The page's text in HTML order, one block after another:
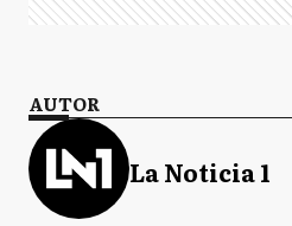
AUTOR
La Noticia 1